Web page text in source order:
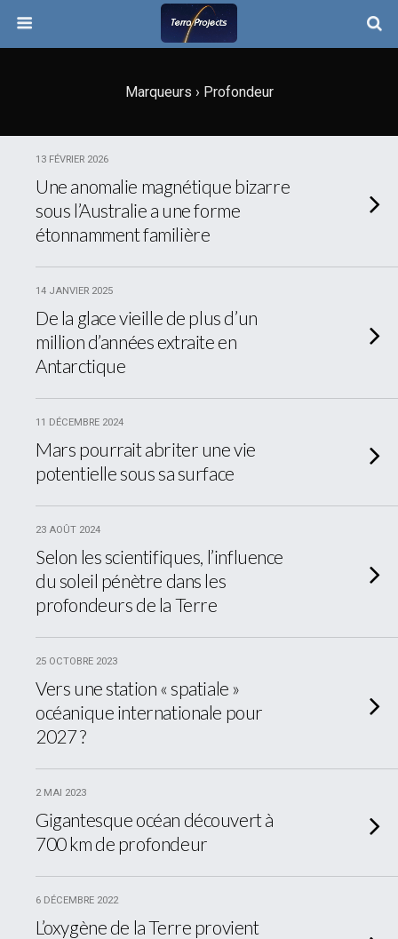
Marqueurs › Profondeur
13 FÉVRIER 2026
Une anomalie magnétique bizarre
sous l’Australie a une forme
étonnamment familière
14 JANVIER 2025
De la glace vieille de plus d’un
million d’années extraite en
Antarctique
11 DÉCEMBRE 2024
Mars pourrait abriter une vie
potentielle sous sa surface
23 AOÛT 2024
Selon les scientifiques, l’influence
du soleil pénètre dans les
profondeurs de la Terre
25 OCTOBRE 2023
Vers une station « spatiale »
océanique internationale pour
2027 ?
2 MAI 2023
Gigantesque océan découvert à
700 km de profondeur
6 DÉCEMBRE 2022
L’oxygène de la Terre provient